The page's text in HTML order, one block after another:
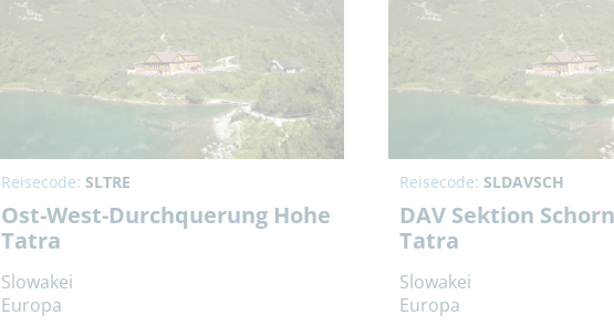
Reisecode: SLTRE
Ost-West-Durchquerung Hohe
Tatra
Slowakei
Europa
Reisecode: SLDAVSCH
DAV Sektion
Tatra
Slowakei
Europa